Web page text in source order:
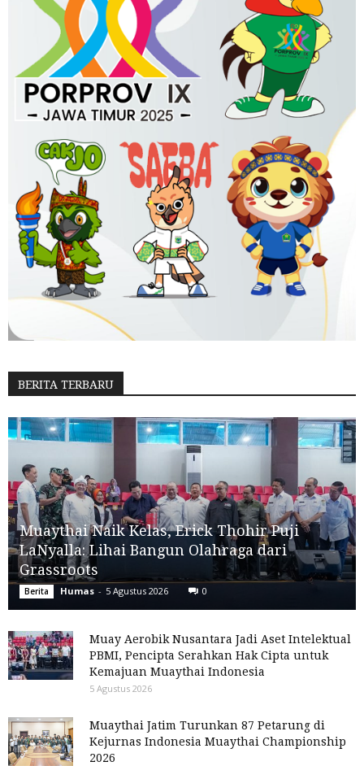
BERITA TERBARU
Muaythai Naik Kelas, Erick Thohir Puji
LaNyalla: Lihai Bangun Olahraga dari
Grassroots
Berita Humas - 5 Agustus 2026 0
Muay Aerobik Nusantara Jadi Aset Intelektual
PBMI, Pencipta Serahkan Hak Cipta untuk
Kemajuan Muaythai Indonesia
5 Agustus 2026
Muaythai Jatim Turunkan 87 Petarung di
Kejurnas Indonesia Muaythai Championship
2026